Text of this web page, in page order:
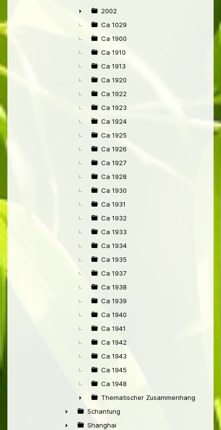
►
►
2002
Ca 1029
Ca 1900
Ca 1910
Ca 1913
Ca 1920
Ca 1922
Ca 1923
Ca 1924
Ca 1925
Ca 1926
Ca 1927
Ca 1928
Ca 1930
Ca 1931
Ca 1932
Ca 1933
Ca 1934
Ca 1935
Ca 1937
Ca 1938
Ca 1939
Ca 1940
Ca 1941
Ca 1942
Ca 1943
Ca 1945
Ca 1948
►
Thematischer Zusammenhang mit
►
Schantung
Shanghai